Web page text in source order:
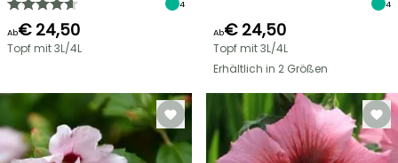
4
Ab€ 24,50
Topf mit 3L/4L
4
Ab€ 24,50
Topf mit 3L/4L
Erhältlich in 2 Größen